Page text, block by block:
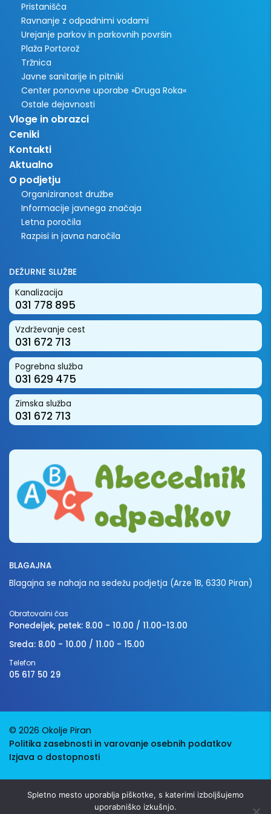
Pristanišča
Ravnanje z odpadnimi vodami
Urejanje parkov in parkovnih površin
Plaža Portorož
Tržnica
Javne sanitarije in pitniki
Center ponovne uporabe »Druga Roka«
Ostale dejavnosti
Vloge in obrazci
Ceniki
Kontakti
Aktualno
O podjetju
Organiziranost družbe
Informacije javnega značaja
Letna poročila
Razpisi in javna naročila
DEŽURNE SLUŽBE
Kanalizacija
031 778 895
Vzdrževanje cest
031 672 713
Pogrebna služba
031 629 475
Zimska služba
031 672 713
BLAGAJNA
Blagajna se nahaja na sedežu podjetja (Arze 1B, 6330 Piran)
Obratovalni čas
Ponedeljek, petek: 8.00 - 10.00 / 11.00-13.00
Sreda: 8.00 - 10.00 / 11.00 - 15.00
Telefon
05 617 50 29
© 2026 Okolje Piran
Politika zasebnosti in varovanje osebnih podatkov
Izjava o dostopnosti
Spletno mesto uporablja piškotke, s katerimi izboljšujemo
uporabniško izkušnjo.